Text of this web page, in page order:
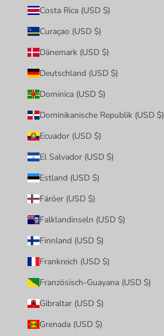
Costa Rica (USD $)
Curaçao (USD $)
Dänemark (USD $)
Deutschland (USD $)
Dominica (USD $)
Dominikanische Republik (USD $)
Ecuador (USD $)
El Salvador (USD $)
Estland (USD $)
Färöer (USD $)
Falklandinseln (USD $)
Finnland (USD $)
Frankreich (USD $)
Französisch-Guayana (USD $)
Gibraltar (USD $)
Grenada (USD $)